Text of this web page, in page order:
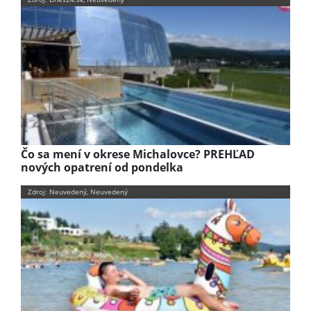
Čo sa mení v okrese Michalovce? PREHĽAD
nových opatrení od pondelka
Zdroj: Neuvedený, Neuvedený